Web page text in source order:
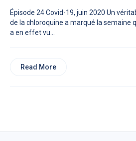
Épisode 24 Covid-19, juin 2020 Un
de la chloroquine a marqué la semaine
a en effet vu...
Read More